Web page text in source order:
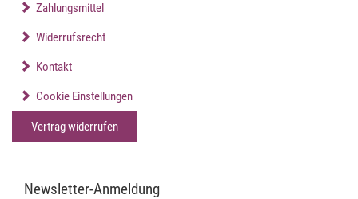
Zahlungsmittel
Widerrufsrecht
Kontakt
Cookie Einstellungen
Vertrag widerrufen
Newsletter-Anmeldung